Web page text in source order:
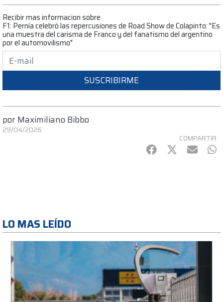
Recibir mas informacion sobre
F1: Pernía celebró las repercusiones de Road Show de Colapinto: "Es
una muestra del carisma de Franco y del fanatismo del argentino
por el automovilismo"
SUSCRIBIRME
por Maximiliano Bibbo
29/04/2026
COMPARTIR
Facebook
Twitter
mail
LO MAS LEÍDO